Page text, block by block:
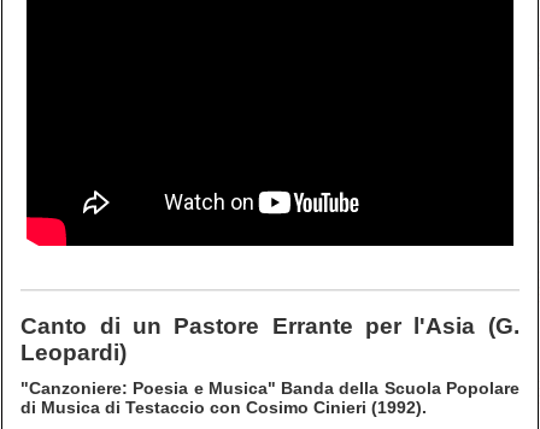
Canto di un Pastore Errante per l'Asia (G.
Leopardi)
"Canzoniere: Poesia e Musica" Banda della Scuola Popolare
di Musica di Testaccio con Cosimo Cinieri (1992).